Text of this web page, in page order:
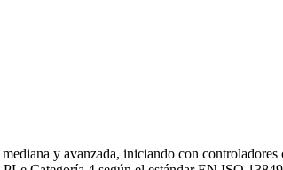
y avanzada, iniciando con